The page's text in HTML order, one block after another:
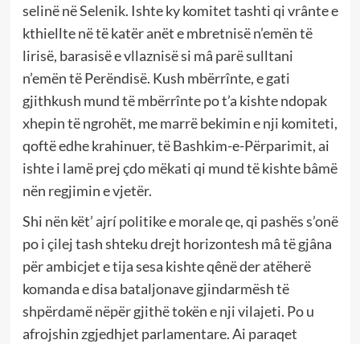
selinë në Selenik. Ishte ky komitet tashti qi vrânte e
kthiellte në të katër anët e mbretnisë n’emën të
lirisë, barasisë e vllaznisë si mâ parë sulltani
n’emën të Perëndisë. Kush mbërrînte, e gati
gjithkush mund të mbërrînte po t’a kishte ndopak
xhepin të ngrohët, me marrë bekimin e nji komiteti,
qoftë edhe krahinuer, të Bashkim-e-Përparimit, ai
ishte i lamë prej çdo mëkati qi mund të kishte bâmë
nën regjimin e vjetër.
Shi nën kët’ ajrí politike e morale qe, qi pashës s’onë
po i çilej tash shteku drejt horizontesh mâ të gjâna
për ambicjet e tija sesa kishte qênë der atëherë
komanda e disa bataljonave gjindarmësh të
shpërdamë nëpër gjithë tokën e nji vilajeti. Po u
afrojshin zgjedhjet parlamentare. Ai paraqet